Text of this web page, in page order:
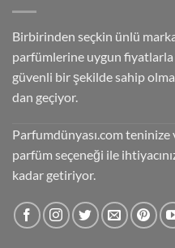
Birbirinden seçkin ünlü
parfümlerine uygun fiyatlarla
güvenli bir şekilde sahip
dan geçiyor.
Parfumdünyası.com
parfüm seçeneği ile
kadar getiriyor.